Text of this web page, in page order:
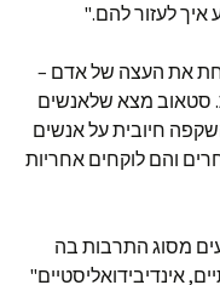
איך לעזור להם."
את העצה של אדם –
סטאוב מצא שלאנשים
חיובית על אנשים
והם לוקחים אחריות
מסוג התרבות בה
אינדיבידואליסטיים"